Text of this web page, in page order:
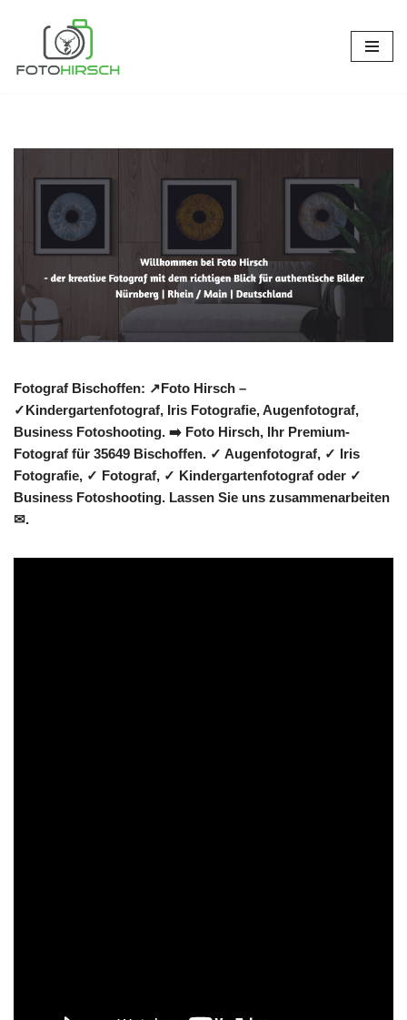
Inhalt
Fotograf Bischoffen: ↗️Foto Hirsch –
✓Kindergartenfotograf, Iris Fotografie, Augenfotograf,
Business Fotoshooting. ➡️ Foto Hirsch, Ihr Premium-
Fotograf für 35649 Bischoffen. ✓ Augenfotograf, ✓ Iris
Fotografie, ✓ Fotograf, ✓ Kindergartenfotograf oder ✓
Business Fotoshooting. Lassen Sie uns zusammenarbeiten
✉.